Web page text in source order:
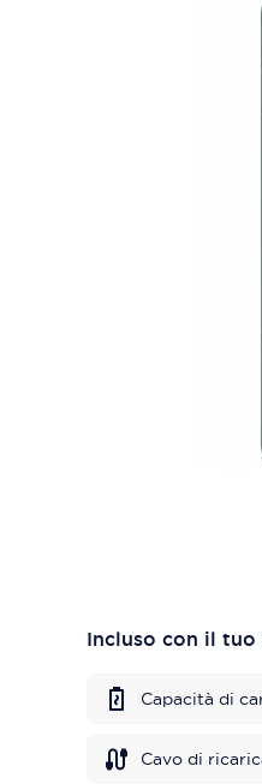
Incluso con il tuo
Capacità di
Cavo di